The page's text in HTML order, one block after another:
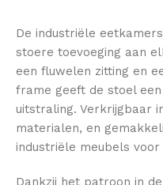
De industriële
stoere toevoeging aan
een fluwelen zitting en
frame geeft de stoel
uitstraling. Verkrijgbaar
materialen, en
industriële meubels
Dankzij het patroon in